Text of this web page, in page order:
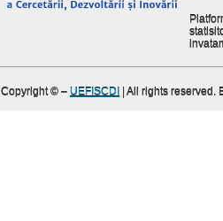
Copyright © – UEFISCDI | All rights